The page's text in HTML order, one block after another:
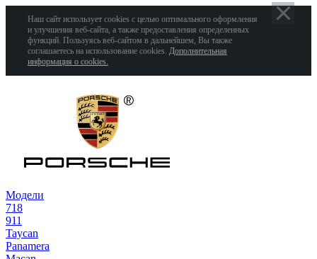
Наш сайт использует cookies с целью оптимального оформления
и улучшения веб-сайта, а также предоставления определенных
функций. Пользуясь веб-сайтом в дальнейшем, Вы также
соглашаетесь на использование cookies. Дополнительная
информация о cookies.
Модели
718
911
Taycan
Panamera